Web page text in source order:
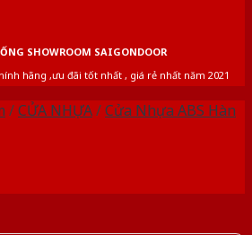
SHOWROOM SAIGONDOOR
hãng ,ưu đãi tốt nhất , giá rẻ nhất năm 2021
/CỬA NHỰA/Cửa Nhựa ABS Hàn